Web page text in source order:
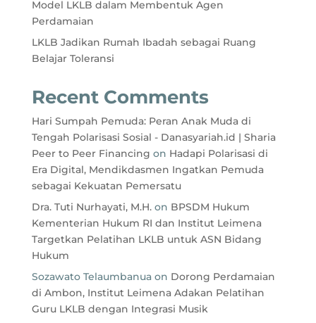
Model LKLB dalam Membentuk Agen
Perdamaian
LKLB Jadikan Rumah Ibadah sebagai Ruang
Belajar Toleransi
Recent Comments
Hari Sumpah Pemuda: Peran Anak Muda di
Tengah Polarisasi Sosial - Danasyariah.id | Sharia
Peer to Peer Financing on Hadapi Polarisasi di
Era Digital, Mendikdasmen Ingatkan Pemuda
sebagai Kekuatan Pemersatu
Dra. Tuti Nurhayati, M.H.on BPSDM Hukum
Kementerian Hukum RI dan Institut Leimena
Targetkan Pelatihan LKLB untuk ASN Bidang
Hukum
Sozawato Telaumbanuaon Dorong Perdamaian
di Ambon, Institut Leimena Adakan Pelatihan
Guru LKLB dengan Integrasi Musik